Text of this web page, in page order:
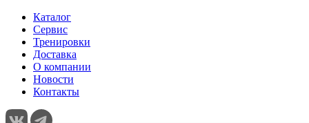
Каталог
Сервис
Тренировки
Доставка
О компании
Новости
Контакты